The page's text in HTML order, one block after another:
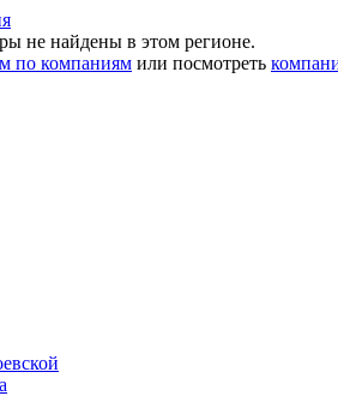
не найдены в этом регионе.
по компаниям или посмотреть